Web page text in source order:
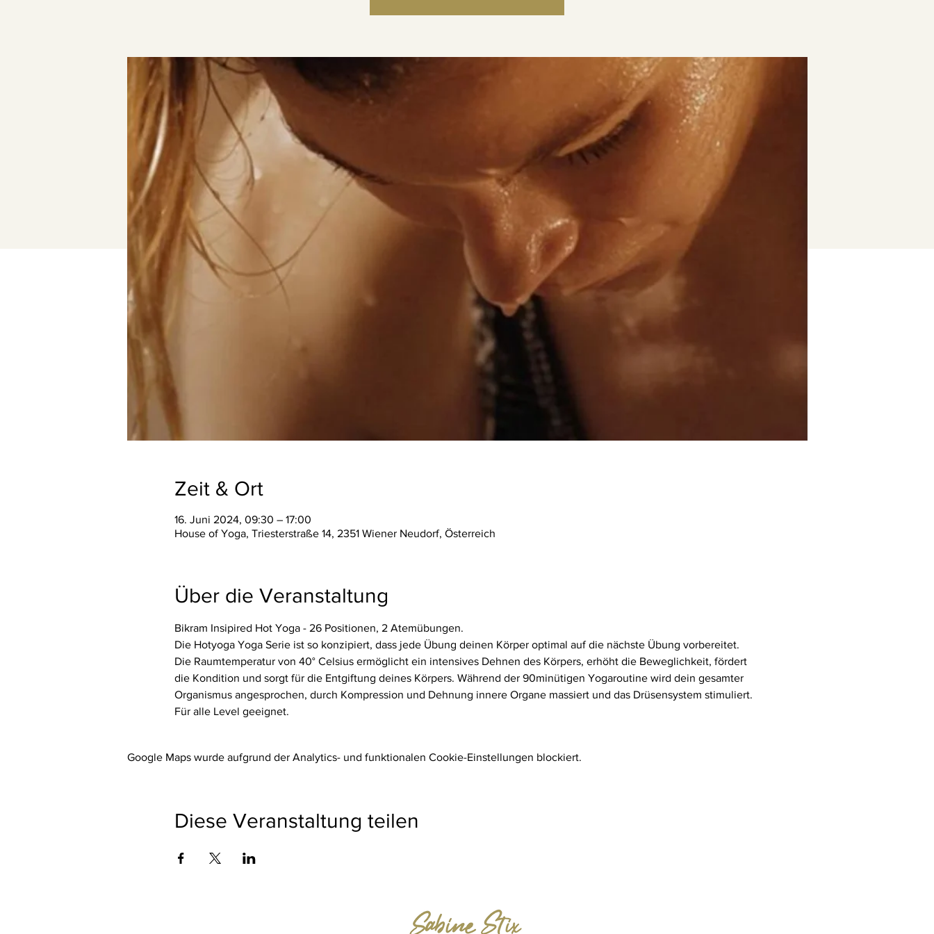
Zeit & Ort
16. Juni 2024, 09:30 – 17:00
House of Yoga, Triesterstraße 14, 2351 Wiener Neudorf, Österreich
Über die Veranstaltung
Bikram Insipired Hot Yoga - 26 Positionen, 2 Atemübungen.
Die Hotyoga Yoga Serie ist so konzipiert, dass jede Übung deinen Körper optimal auf die nächste Übung vorbereitet.
Die Raumtemperatur von 40° Celsius ermöglicht ein intensives Dehnen des Körpers, erhöht die Beweglichkeit, fördert
die Kondition und sorgt für die Entgiftung deines Körpers. Während der 90minütigen Yogaroutine wird dein gesamter
Organismus angesprochen, durch Kompression und Dehnung innere Organe massiert und das Drüsensystem stimuliert.
Für alle Level geeignet.
Google Maps wurde aufgrund der Analytics- und funktionalen Cookie-Einstellungen blockiert.
Diese Veranstaltung teilen